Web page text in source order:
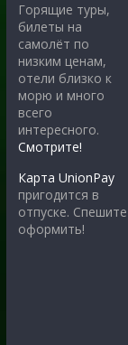
Горящие туры,
билеты на
самолёт по
низким ценам,
отели близко к
морю и много
всего
интересного.
Смотрите!
Карта UnionPay
пригодится в
отпуске. Спешите
оформить!